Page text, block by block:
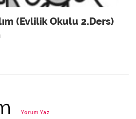
(Evlilik Okulu 2.Ders)
Yorum Yaz